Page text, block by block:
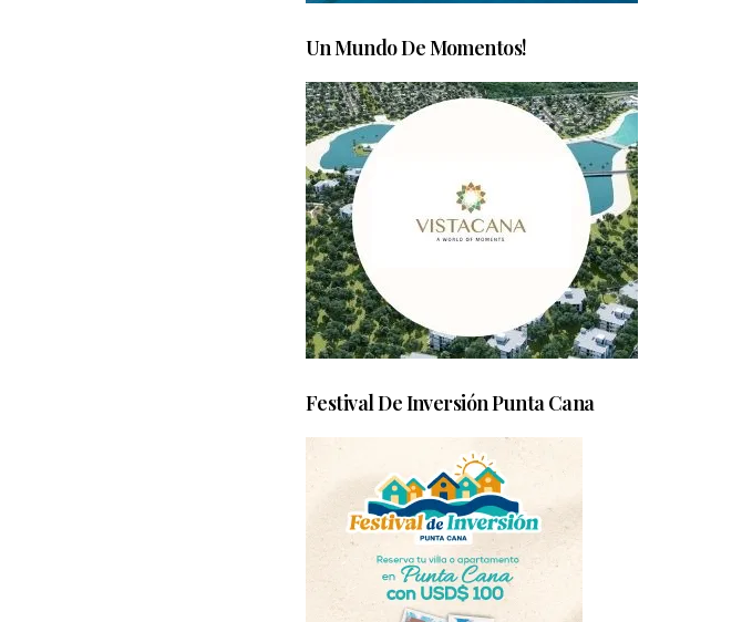
Un Mundo De Momentos!
Festival De Inversión Punta Cana